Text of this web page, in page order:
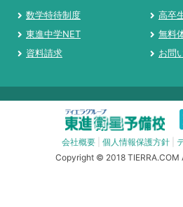
数学特待制度
高卒
東進中学NET
無料
資料請求
お問
会社概要 個人情報保護方針
Copyright © 2018 TIERRA.COM